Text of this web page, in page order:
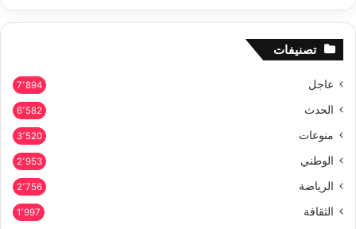
تصنيفات
عاجل 7٬894
الحدث 6٬582
منوعات 3٬520
الوطني 2٬953
الرياضة 2٬756
الثقافة 1٬997